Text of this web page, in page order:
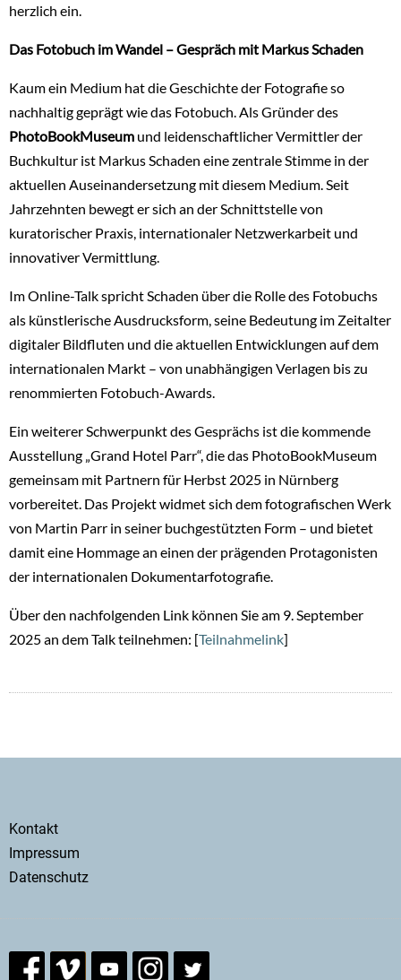
herzlich ein.
Das Fotobuch im Wandel – Gespräch mit Markus Schaden
Kaum ein Medium hat die Geschichte der Fotografie so
nachhaltig geprägt wie das Fotobuch. Als Gründer des
PhotoBookMuseum und leidenschaftlicher Vermittler der
Buchkultur ist Markus Schaden eine zentrale Stimme in der
aktuellen Auseinandersetzung mit diesem Medium. Seit
Jahrzehnten bewegt er sich an der Schnittstelle von
kuratorischer Praxis, internationaler Netzwerkarbeit und
innovativer Vermittlung.
Im Online-Talk spricht Schaden über die Rolle des Fotobuchs
als künstlerische Ausdrucksform, seine Bedeutung im Zeitalter
digitaler Bildfluten und die aktuellen Entwicklungen auf dem
internationalen Markt – von unabhängigen Verlagen bis zu
renommierten Fotobuch-Awards.
Ein weiterer Schwerpunkt des Gesprächs ist die kommende
Ausstellung „Grand Hotel Parr“, die das PhotoBookMuseum
gemeinsam mit Partnern für Herbst 2025 in Nürnberg
vorbereitet. Das Projekt widmet sich dem fotografischen Werk
von Martin Parr in seiner buchgestützten Form – und bietet
damit eine Hommage an einen der prägenden Protagonisten
der internationalen Dokumentarfotografie.
Über den nachfolgenden Link können Sie am 9. September
2025 an dem Talk teilnehmen: [Teilnahmelink]
Secondary
menu
Kontakt
Impressum
Datenschutz